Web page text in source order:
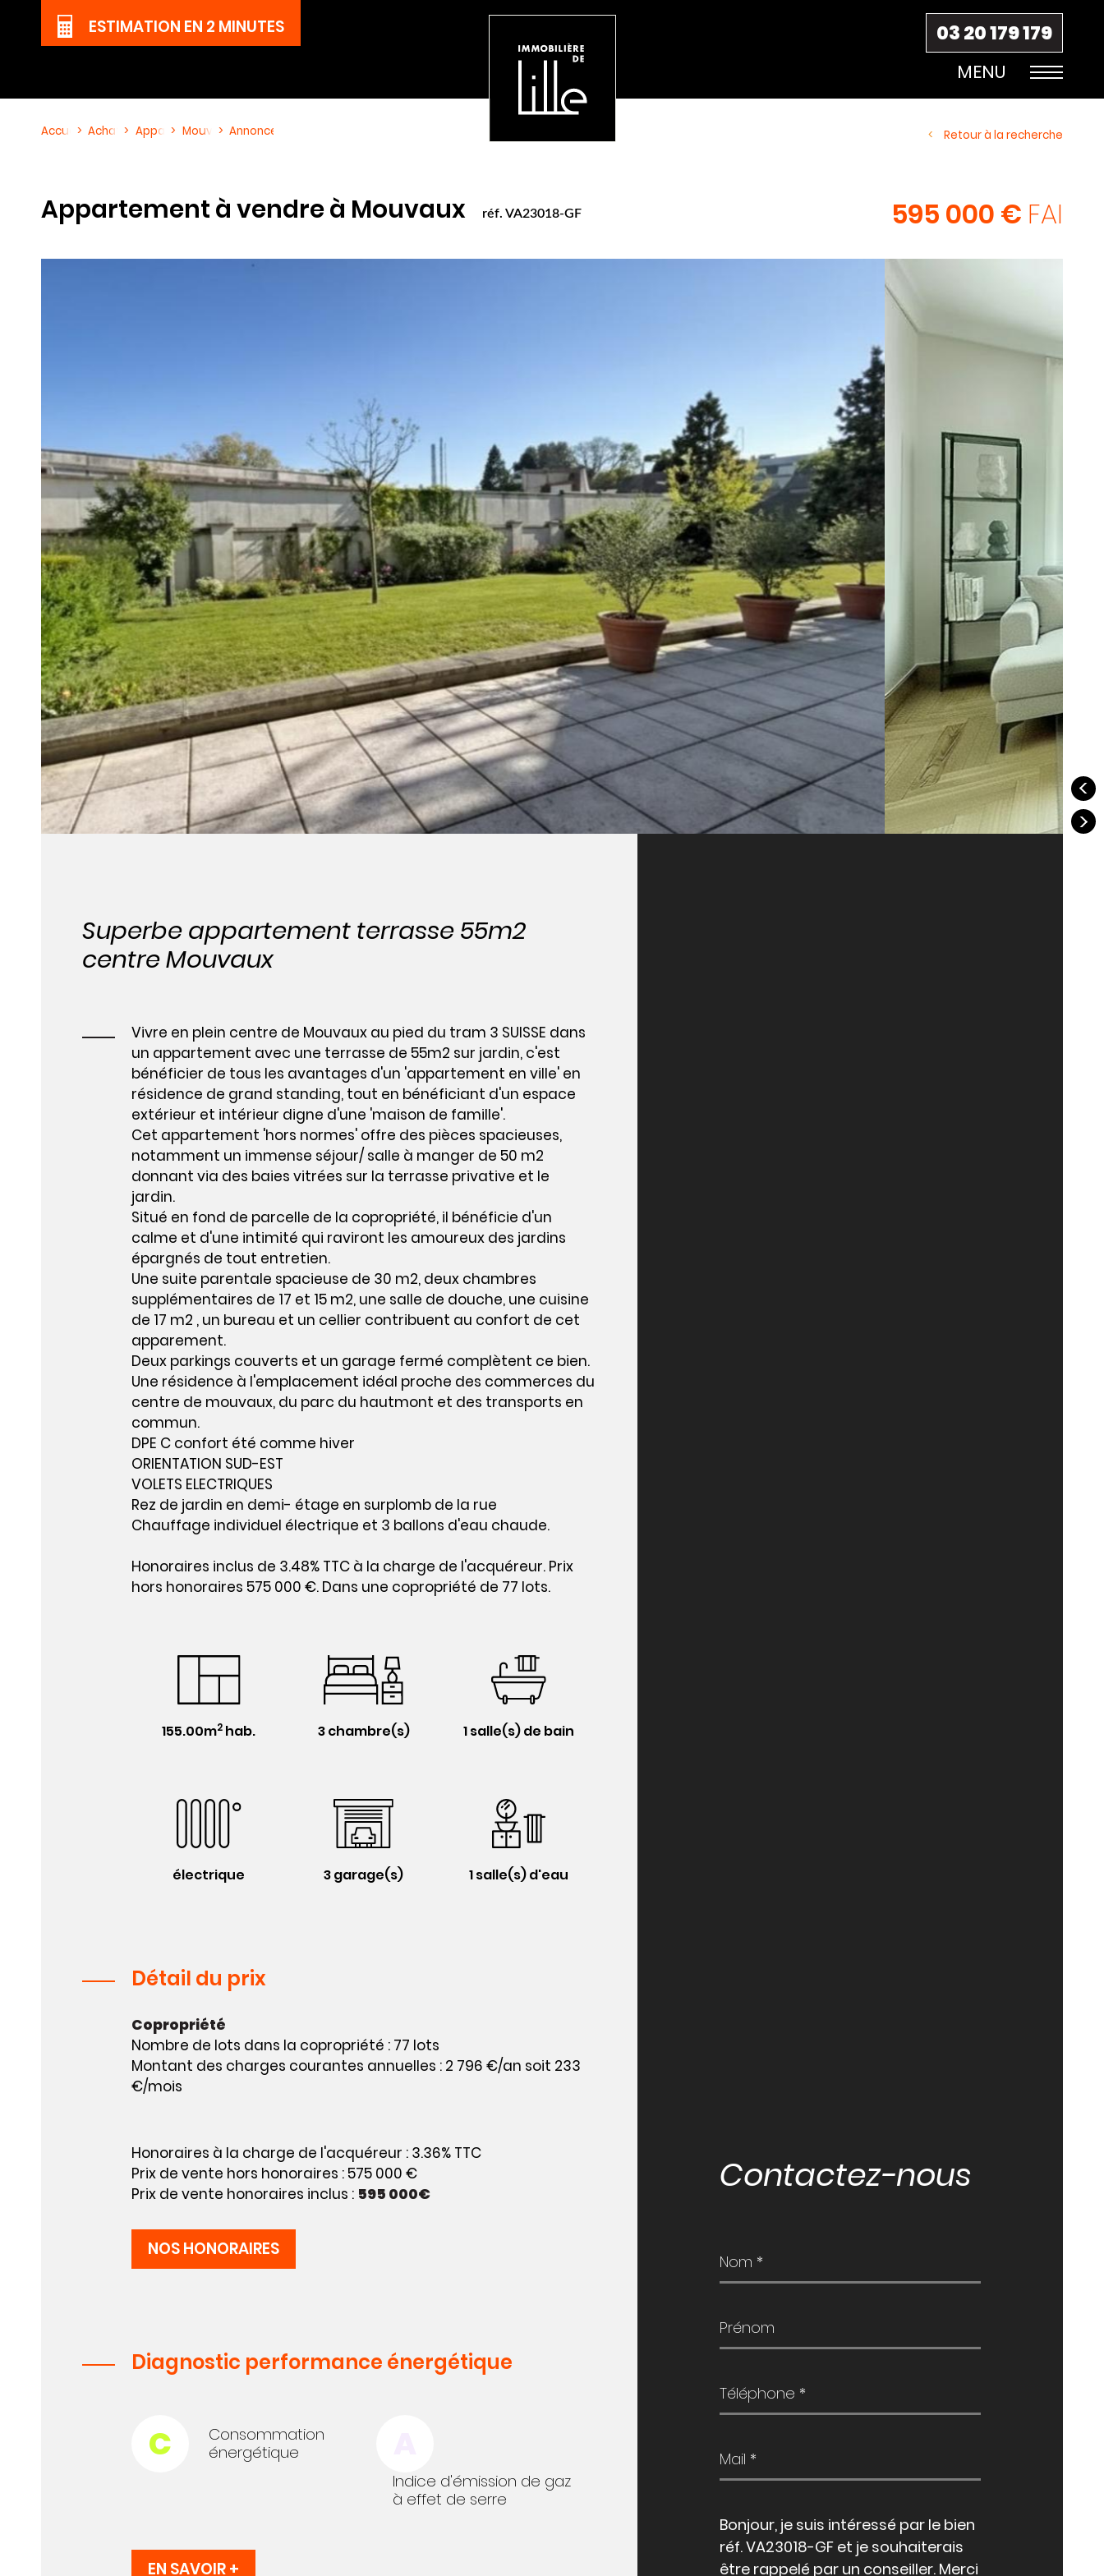
ESTIMATION EN 2 MINUTES 03 20 179 179
Accueil Achat Appartement
MouvauxAnnonce immobilière Réf. VA23018-GF Retour à la recherche
Appartement à vendre à Mouvaux réf. VA23018-GF 595 000 € FAI
Superbe appartement terrasse 55m2
centre Mouvaux
Vivre en plein centre de Mouvaux au pied du tram 3 SUISSE dans
un appartement avec une terrasse de 55m2 sur jardin, c'est
bénéficier de tous les avantages d'un 'appartement en ville' en
résidence de grand standing, tout en bénéficiant d'un espace
extérieur et intérieur digne d'une 'maison de famille'.
Cet appartement 'hors normes' offre des pièces spacieuses,
notamment un immense séjour/ salle à manger de 50 m2
donnant via des baies vitrées sur la terrasse privative et le
jardin.
Situé en fond de parcelle de la copropriété, il bénéficie d'un
calme et d'une intimité qui raviront les amoureux des jardins
épargnés de tout entretien.
Une suite parentale spacieuse de 30 m2, deux chambres
supplémentaires de 17 et 15 m2, une salle de douche, une cuisine
de 17 m2 , un bureau et un cellier contribuent au confort de cet
apparement.
Deux parkings couverts et un garage fermé complètent ce bien.
Une résidence à l'emplacement idéal proche des commerces du
centre de mouvaux, du parc du hautmont et des transports en
commun.
DPE C confort été comme hiver
ORIENTATION SUD-EST
VOLETS ELECTRIQUES
Rez de jardin en demi- étage en surplomb de la rue
Chauffage individuel électrique et 3 ballons d'eau chaude.
Honoraires inclus de 3.48% TTC à la charge de l'acquéreur. Prix
hors honoraires 575 000 €. Dans une copropriété de 77 lots.
155.00m2 hab. 3 chambre(s) 1 salle(s) de bain
électrique 3 garage(s) 1 salle(s) d'eau
Détail du prix
Copropriété
Nombre de lots dans la copropriété : 77 lots
Montant des charges courantes annuelles : 2 796 €/an soit 233
€/mois
Honoraires à la charge de l'acquéreur : 3.36% TTC
Prix de vente hors honoraires : 575 000 €
Prix de vente honoraires inclus : 595 000€
NOS HONORAIRES
Diagnostic performance énergétique
C
Consommation
énergétique
Indice d'émission de gaz
à effet de serre
EN SAVOIR +
Contactez-nous